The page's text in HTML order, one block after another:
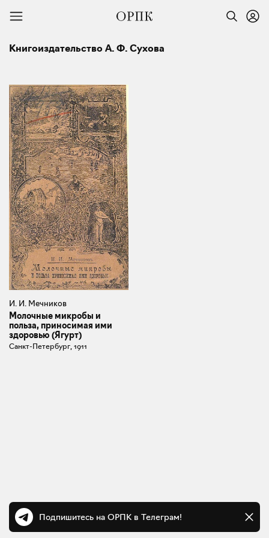
Книгоиздательство А. Ф. Сухова
И. И. Мечников
Молочные микробы и
польза, приносимая ими
здоровью (Ягурт)
Санкт-Петербург, 1911
Подпишитесь на ОРПК в Телеграм!